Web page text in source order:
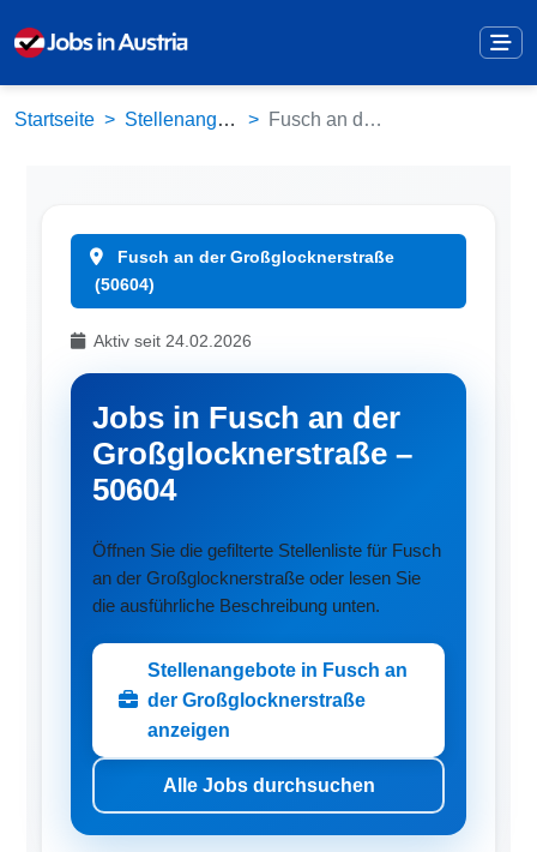
Startseite Stellenangebote Fusch an der Großglocknerstraße (50604)
Fusch an der Großglocknerstraße
(50604)
Aktiv seit 24.02.2026
Jobs in Fusch an der
Großglocknerstraße –
50604
Öffnen Sie die gefilterte Stellenliste für Fusch
an der Großglocknerstraße oder lesen Sie
die ausführliche Beschreibung unten.
Stellenangebote in Fusch an
der Großglocknerstraße
anzeigen
Alle Jobs durchsuchen